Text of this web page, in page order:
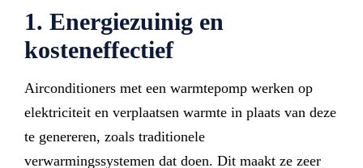
1. Energiezuinig en
kosteneffectief
Airconditioners met een warmtepomp werken op
elektriciteit en verplaatsen warmte in plaats van deze
te genereren, zoals traditionele
verwarmingssystemen dat doen. Dit maakt ze zeer